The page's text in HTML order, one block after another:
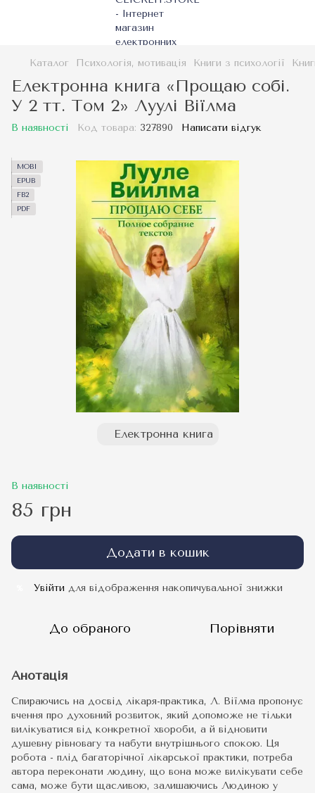
Каталог Психологія, мотивація Книги з психології
Електронна книга «Прощаю собі.
У 2 тт. Том 2» Луулі Віїлма
В наявності Код товара: 327890 Написати відгук
MOBI
EPUB
FB2
PDF
Електронна книга
В наявності
85 грн
Додати в кошик
Увійти для відображення накопичувальної знижки
До обраного Порівняти
Анотація
Спираючись на досвід лікаря-практика, Л. Віїлма пропонує
вчення про духовний розвиток, який допоможе не тільки
вилікуватися від конкретної хвороби, а й відновити
душевну рівновагу та набути внутрішнього спокою. Ця
робота - плід багаторічної лікарської практики, потреба
автора переконати людину, що вона може вилікувати себе
сама, може бути щасливою, залишаючись Людиною у